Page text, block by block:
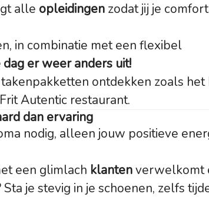
alle opleidingen zodat jij je
in combinatie met een flexibel
dag er weer anders uit!
ontdekken zoals het
Autentic restaurant.
dan ervaring
nodig, alleen jouw positieve
een glimlach klantenverwelkomt
je stevig in je schoenen, zelfs